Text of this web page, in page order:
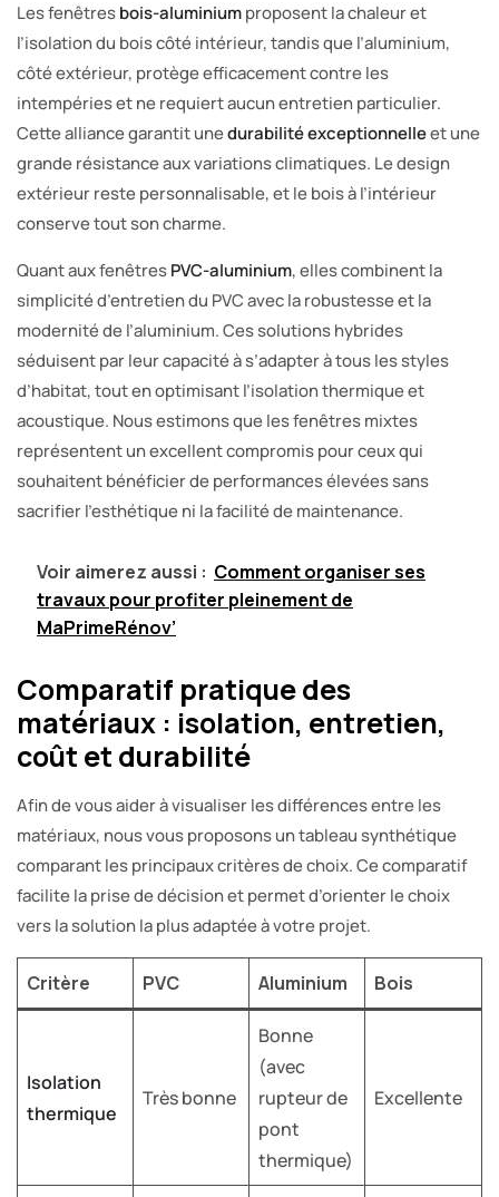
Les fenêtresbois-aluminiumproposent la chaleur et
l’isolation du bois côté intérieur, tandis que l’aluminium,
côté extérieur, protège efficacement contre les
intempéries et ne requiert aucun entretien particulier.
Cette alliance garantit unedurabilité exceptionnelleet une
grande résistance aux variations climatiques. Le design
extérieur reste personnalisable, et le bois à l’intérieur
conserve tout son charme.
Quant aux fenêtresPVC-aluminium, elles combinent la
simplicité d’entretien du PVC avec la robustesse et la
modernité de l’aluminium. Ces solutions hybrides
séduisent par leur capacité à s’adapter à tous les styles
d’habitat, tout en optimisant l’isolation thermique et
acoustique. Nous estimons que les fenêtres mixtes
représentent un excellent compromis pour ceux qui
souhaitent bénéficier de performances élevées sans
sacrifier l’esthétique ni la facilité de maintenance.
Voir aimerez aussi : Comment organiser ses
travaux pour profiter pleinement de
MaPrimeRénov’
Comparatif pratique des
matériaux : isolation, entretien,
coût et durabilité
Afin de vous aider à visualiser les différences entre les
matériaux, nous vous proposons un tableau synthétique
comparant les principaux critères de choix. Ce comparatif
facilite la prise de décision et permet d’orienter le choix
vers la solution la plus adaptée à votre projet.
Critère PVC Aluminium Bois
Isolation
thermique
Très bonne
Bonne
(avec
rupteur de
pont
thermique)
Excellente